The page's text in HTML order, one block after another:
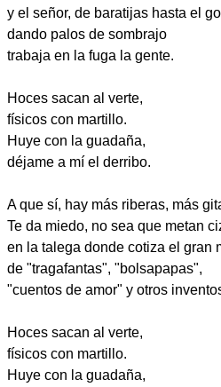
y el señor, de baratijas hasta el
dando palos de sombrajo
trabaja en la fuga la gente.
Hoces sacan al verte,
físicos con martillo.
Huye con la guadaña,
déjame a mí el derribo.
A que sí, hay más riberas, más
Te da miedo, no sea que metan
en la talega donde cotiza el gran
de "tragafantas", "bolsapapas",
"cuentos de amor" y otros
Hoces sacan al verte,
físicos con martillo.
Huye con la guadaña,